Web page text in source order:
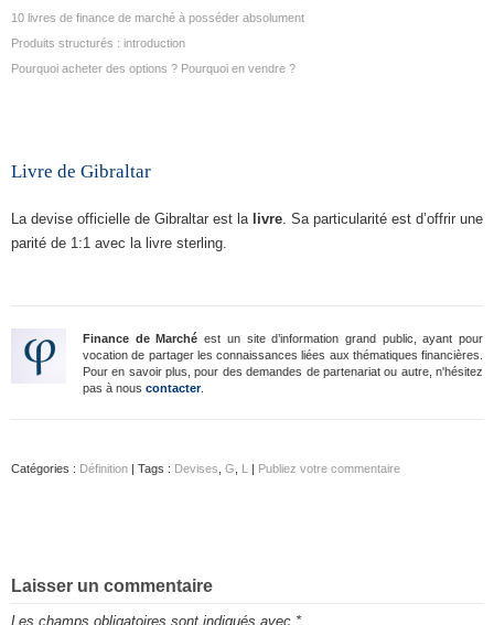
10 livres de finance de marché à posséder absolument
Produits structurés : introduction
Pourquoi acheter des options ? Pourquoi en vendre ?
Livre de Gibraltar
La devise officielle de Gibraltar est la livre. Sa particularité est d’offrir une
parité de 1:1 avec la livre sterling.
Finance de Marché est un site d’information grand public, ayant pour
vocation de partager les connaissances liées aux thématiques financières.
Pour en savoir plus, pour des demandes de partenariat ou autre, n'hésitez
pas à nous contacter.
Catégories : Définition | Tags : Devises G L | Publiez votre commentaire
Laisser un commentaire
Les champs obligatoires sont indiqués avec *